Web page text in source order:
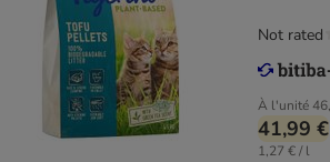
À l'unité
41,99 €
1,27 € / l
Not rated